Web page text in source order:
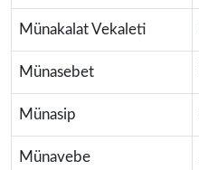
Münakalat Vekaleti
Münasebet
Münasip
Münavebe